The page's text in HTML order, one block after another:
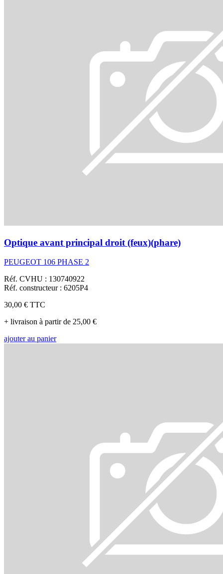
Optique avant principal droit (feux)(phare)
PEUGEOT 106 PHASE 2
Réf. CVHU : 130740922
Réf. constructeur : 6205P4
30,00 € TTC
+ livraison à partir de 25,00 €
ajouter au panier